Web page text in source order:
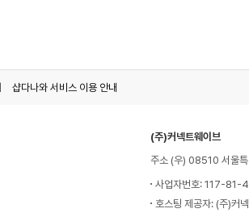
샵다나와 서비스 이용 안내
(주)커넥트웨이브
주소 (우) 08510 서울
사업자번호: 117-81-
호스팅 제공자: (주)커